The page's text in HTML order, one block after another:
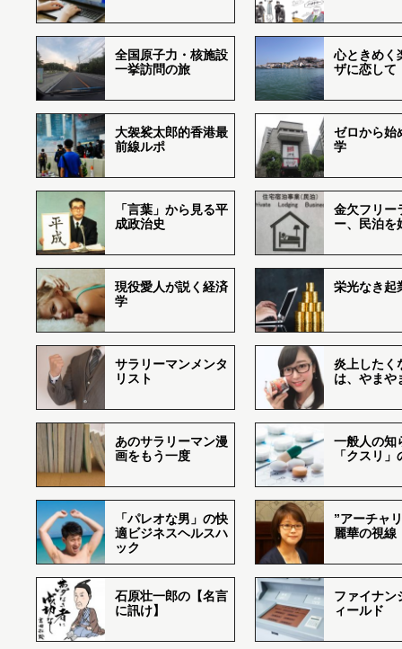
全国原子力・核施設
一挙訪問の旅
心ときめく
ザに恋して
大袈裟太郎的香港最
前線ルポ
ゼロから始
学
「言葉」から見る平
成政治史
金欠フリー
ー、民泊を
現役愛人が説く経済
学
栄光なき起
サラリーマンメンタ
リスト
炎上したく
は、やまや
あのサラリーマン漫
画をもう一度
一般人の知
「クスリ
「パレオな男」の快
適ビジネスヘルスハ
ック
”アーチャ
麗華の視線
石原壮一郎の【名言
に訊け】
ファイナン
ィールド